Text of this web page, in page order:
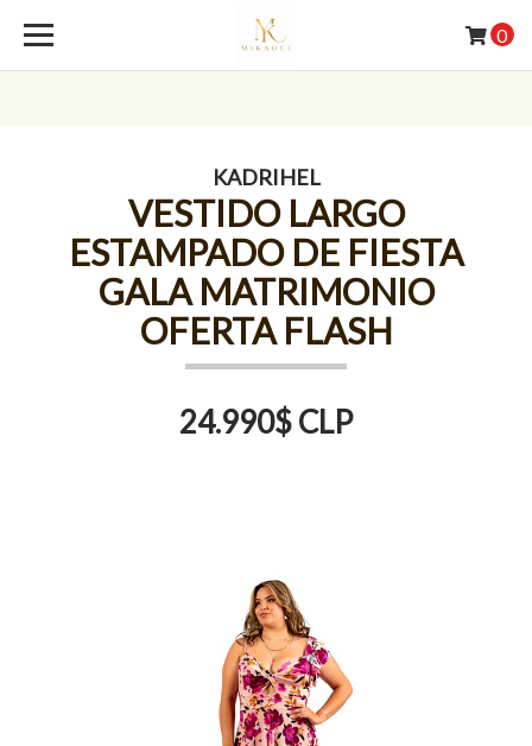
0
KADRIHEL
VESTIDO LARGO
ESTAMPADO DE FIESTA
GALA MATRIMONIO
OFERTA FLASH
24.990$ CLP